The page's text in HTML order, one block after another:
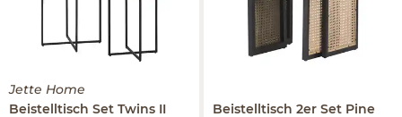
Jette Home
Beistelltisch Set Twins II
Beistelltisch 2er Set Pine